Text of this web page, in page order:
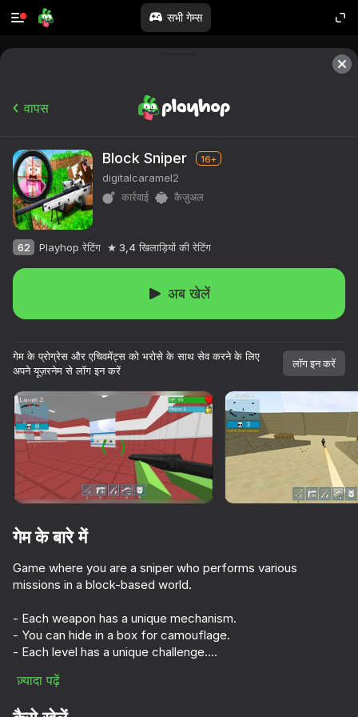
सभी गेम्स
डिवाइस घुमाएँ
यह गेम केवल लैंडस्केप
ओरिएंटेशन का समर्थन करता है
प्ले
82
वापस
Block Sniper 16+
digitalcaramel2
कार्रवाई
कैज़ुअल
62 Playhop रेटिंग 3,4 खिलाड़ियों की रेटिंग
अब खेलें
गेम के प्रोग्रेस और एचिवमेंट्स को भरोसे के साथ सेव करने के लिए
अपने यूज़रनेम से लॉग इन करें
लॉग इन करें
गेम के बारे में
Game where you are a sniper who performs various
missions in a block-based world.
- Each weapon has a unique mechanism.
- You can hide in a box for camouflage.
- Each level has a unique challenge.
- The graphics are similar to Minecraft.
ज़्यादा पढ़ें